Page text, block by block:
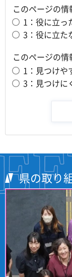
このページの
1：役に立っ
3：役に立た
このページの
1：見つけや
3：見つけに
県の取り